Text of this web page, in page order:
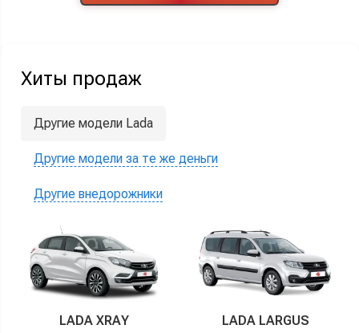
Хиты продаж
Другие модели Lada
Другие модели за те же деньги
Другие внедорожники
LADA XRAY LADA LARGUS